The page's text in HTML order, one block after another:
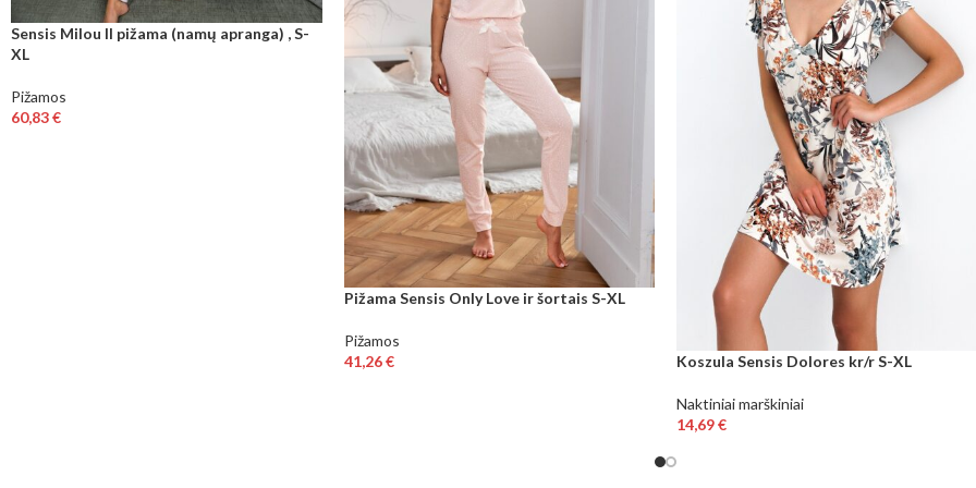
Sensis Milou II pižama (namų apranga) , S-
XL
Pižamos
60,83€
Pižama Sensis Only Love ir šortais S-XL
Pižamos
41,26€ Koszula Sensis Dolores kr/r S-XL
Naktiniai marškiniai
14,69€